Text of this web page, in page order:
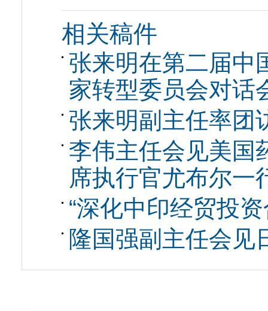
相关稿件
张来明在第二届中
家转型委员会对话
张来明副主任率团
李伟主任会见美国
席执行官尤布尔一
“深化中印经贸投
隆国强副主任会见